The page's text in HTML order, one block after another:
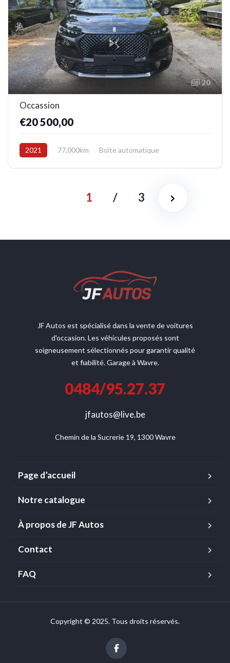
20
Occassion
€20 500,00
2021 77,000km
Boîte automatique
1 / 3
JF Autos est spécialisé dans la vente de voitures
d'occasion. Les véhicules proposés sont
soigneusement sélectionnés pour garantir qualité
et fiabilité. Garage à Wavre.
0484/95.27.37
jfautos@live.be
Chemin de la Sucrerie 19, 1300 Wavre
Page d’accueil
Notre catalogue
À propos de JF Autos
Contact
FAQ
Copyright © 2025. Tous droits réservés.